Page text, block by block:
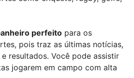
perfeito para os
pois traz as últimas notícias,
resultados. Você pode assistir
jogarem em campo com alta